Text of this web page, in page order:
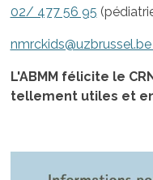
02/ 477 56 95
nmrckids@uzbrussel.be
L'ABMM félicite le
tellement utiles et